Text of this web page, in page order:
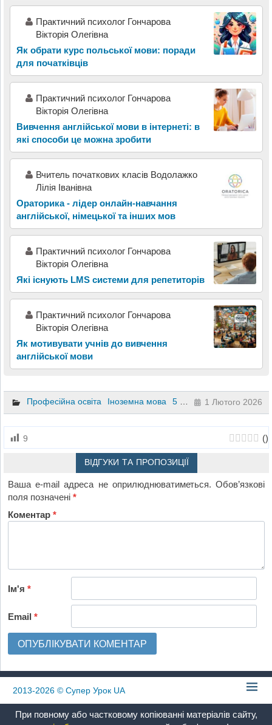
Практичний психолог Гончарова
Вікторія Олегівна
Як обрати курс польської мови: поради
для початківців
Практичний психолог Гончарова
Вікторія Олегівна
Вивчення англійської мови в інтернеті: в
які способи це можна зробити
Вчитель початкових класів Водолажко
Лілія Іванівна
Ораторика - лідер онлайн-навчання
англійської, німецької та інших мов
Практичний психолог Гончарова
Вікторія Олегівна
Які існують LMS системи для репетиторів
Практичний психолог Гончарова
Вікторія Олегівна
Як мотивувати учнів до вивчення
англійської мови
Професійна освіта Іноземна мова 5 клас 6 клас
1 Лютого 2026
9 ()
ВІДГУКИ ТА ПРОПОЗИЦІЇ
Ваша e-mail адреса не оприлюднюватиметься. Обов’язкові
поля позначені*
Коментар*
Ім'я*
Email*
2013-2026 © Супер Урок UA
При повному або частковому копіюванні матеріалів сайту,